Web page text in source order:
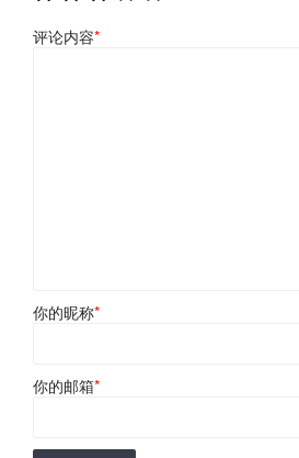
评论内容*
你的昵称*
你的邮箱*